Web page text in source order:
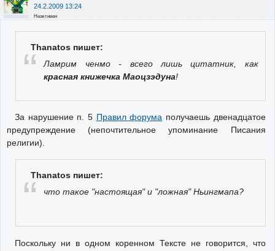
24.2.2009 13:24
Неактивен
Thanatos пишет:
Ламрим ченмо - всего лишь цитатник, как
красная книжечка Маоцзэдуна!
За нарушение п. 5 Правил форума получаешь двенадцатое
предупреждение (непочтительное упоминание Писания
религии).
Thanatos пишет:
что такое "настоящая" и "ложная" Ньингмапа?
Поскольку ни в одном коренном Тексте не говорится, что